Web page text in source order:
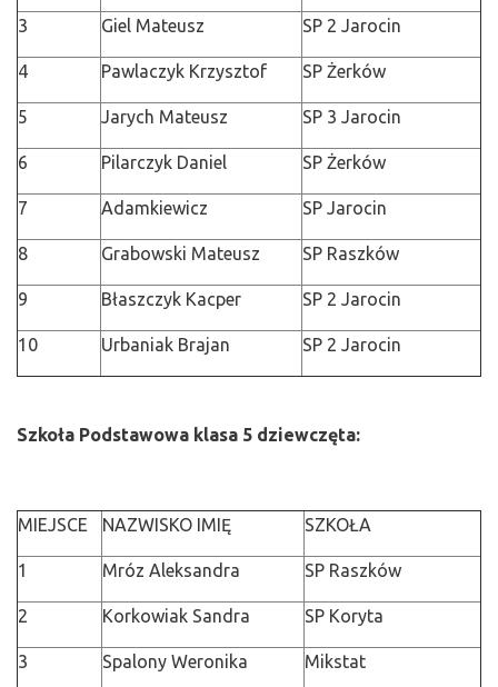
3 Giel Mateusz SP 2 Jarocin
4 Pawlaczyk Krzysztof SP Żerków
5 Jarych Mateusz SP 3 Jarocin
6 Pilarczyk Daniel SP Żerków
7 Adamkiewicz SP Jarocin
8 Grabowski Mateusz SP Raszków
9 Błaszczyk Kacper SP 2 Jarocin
10 Urbaniak Brajan SP 2 Jarocin
Szkoła Podstawowa klasa 5 dziewczęta:
MIEJSCE NAZWISKO IMIĘ SZKOŁA
1 Mróz Aleksandra SP Raszków
2 Korkowiak Sandra SP Koryta
3 Spalony Weronika Mikstat